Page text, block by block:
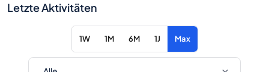
Letzte Aktivitäten
1W 1M 6M 1J Max